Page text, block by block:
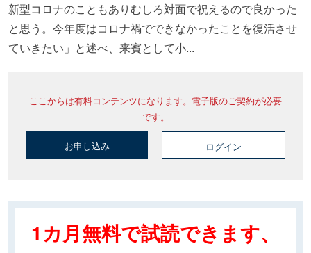
新型コロナのこともありむしろ対面で祝えるので良かった
と思う。今年度はコロナ禍でできなかったことを復活させ
ていきたい」と述べ、来賓として小...
ここからは有料コンテンツになります。電子版のご契約が必要
です。
お申し込み ログイン
1カ月無料で試読できます、